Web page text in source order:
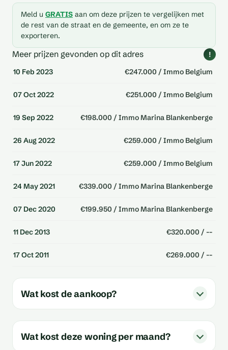
Meld u GRATIS aan om deze prijzen te vergelijken met
de rest van de straat en de gemeente, en om ze te
exporteren.
Meer prijzen gevonden op dit adres !
10 Feb 2023 €247.000 / Immo Belgium
07 Oct 2022 €251.000 / Immo Belgium
19 Sep 2022 €198.000 / Immo Marina Blankenberge
26 Aug 2022 €259.000 / Immo Belgium
17 Jun 2022 €259.000 / Immo Belgium
24 May 2021 €339.000 / Immo Marina Blankenberge
07 Dec 2020 €199.950 / Immo Marina Blankenberge
11 Dec 2013 €320.000 / --
17 Oct 2011 €269.000 / --
Wat kost de aankoop?
Wat kost deze woning per maand?